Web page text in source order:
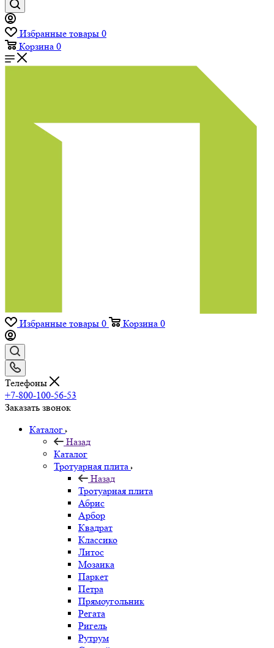
Избранные товары 0
Корзина 0
Избранные товары 0 Корзина 0
Телефоны
+7-800-100-56-53
Заказать звонок
Каталог
Назад
Каталог
Тротуарная плита
Назад
Тротуарная плита
Абрис
Арбор
Квадрат
Классико
Литос
Мозаика
Паркет
Петра
Прямоугольник
Регата
Ригель
Рутрум